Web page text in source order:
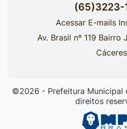
(65)3223-
Acessar E-mails
Av. Brasil nº 119
Cáceres
©2026 - Prefeitura Municipal
direitos